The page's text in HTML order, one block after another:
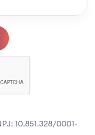
10.851.328/0001-